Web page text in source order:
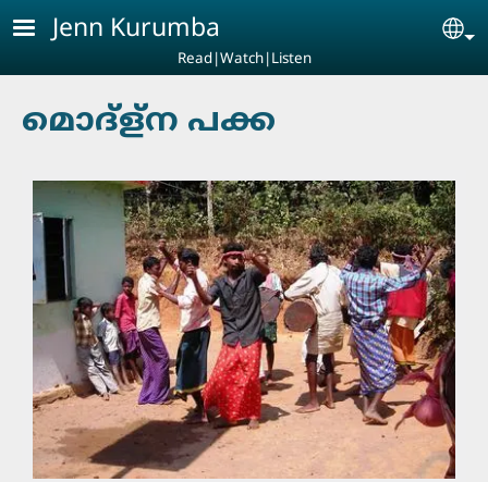
Skip to main content
Jenn Kurumba
Read|Watch|Listen
മൊദ്‍ള്ന പക്ക